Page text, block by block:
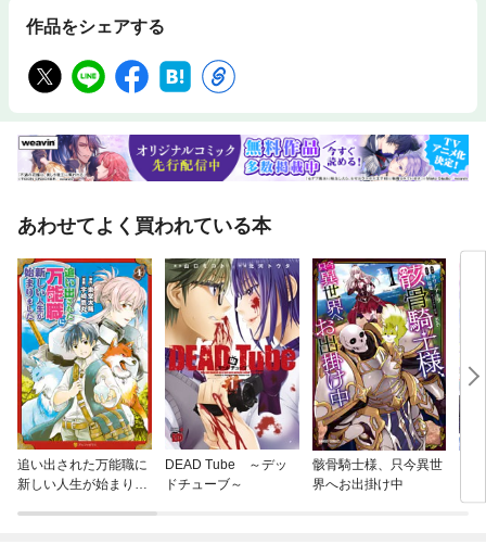
作品をシェアする
あわせてよく買われている本
追い出された万能職に
新しい人生が始まりま
DEAD Tube ～デッ
ドチューブ～
骸骨騎士様、只今異世
界へお出掛け中
ラ